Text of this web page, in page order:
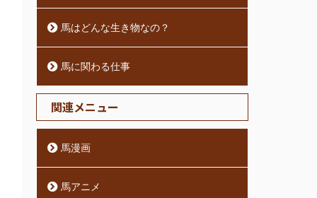
馬はどんな生き物なの？
馬に関わる仕事
関連メニュー
馬漫画
馬アニメ